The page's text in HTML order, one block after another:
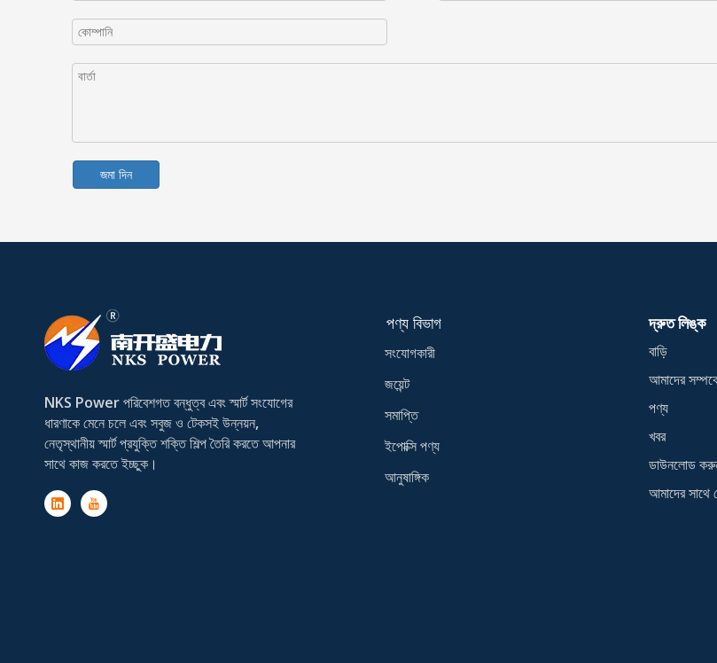
জমা দিন
NKS Power পরিবেশগত বন্ধুত্ব এবং স্মার্ট সংযোগের
ধারণাকে মেনে চলে এবং সবুজ ও টেকসই উন্নয়ন,
নেতৃস্থানীয় স্মার্ট প্রযুক্তি শক্তি শিল্প তৈরি করতে আপনার
সাথে কাজ করতে ইচ্ছুক।
পণ্য বিভাগ
সংযোগকারী
জয়েন্ট
সমাপ্তি
ইপোক্সি পণ্য
আনুষাঙ্গিক
দ্রুত লিঙ্ক
বাড়ি
আমাদের
পণ্য
খবর
ডাউনলোড
আমাদের